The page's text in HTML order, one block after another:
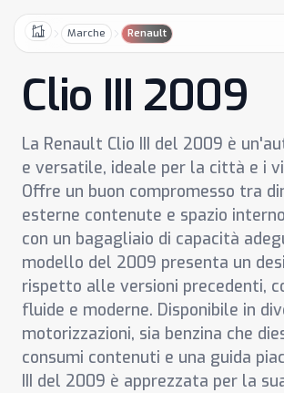
HomeMarche Renault
Clio III 2009
La Renault Clio III del 2009 è
e versatile, ideale per la città e i
Offre un buon compromesso tra
esterne contenute e spazio
con un bagagliaio di capacità
modello del 2009 presenta un
rispetto alle versioni precedenti,
fluide e moderne. Disponibile in
motorizzazioni, sia benzina che
consumi contenuti e una guida
III del 2009 è apprezzata per la